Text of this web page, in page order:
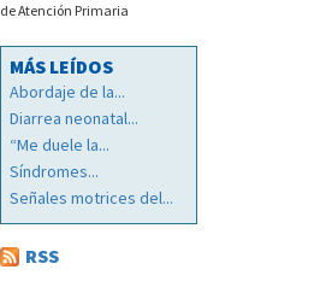
de Atención Primaria
MÁS LEÍDOS
Abordaje de la...
Diarrea neonatal...
“Me duele la...
Síndromes...
Señales motrices del...
RSS